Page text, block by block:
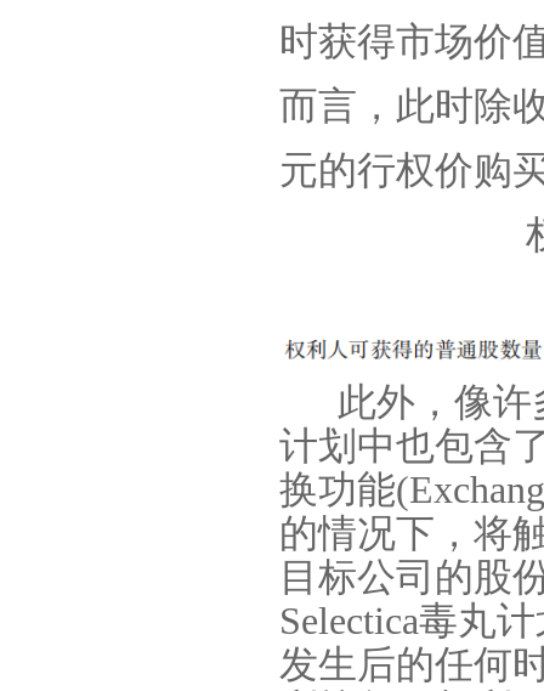
时获得市场价
而言，此时除
元的行权价购
此外，像
计划中也包含
换功能
的情况下，将
目标公司的股
Selectica毒丸
发生后的任何